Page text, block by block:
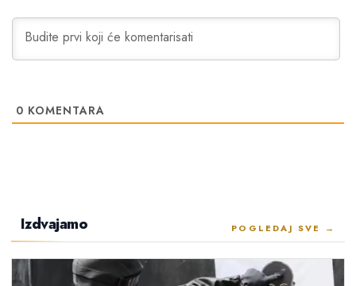
0 KOMENTARA
Izdvajamo POGLEDAJ SVE →